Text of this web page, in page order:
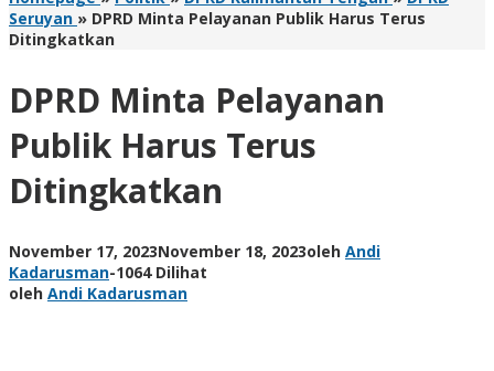
Seruyan » DPRD Minta Pelayanan Publik Harus Terus
Ditingkatkan
DPRD Minta Pelayanan
Publik Harus Terus
Ditingkatkan
November 17, 2023November 18, 2023oleh Andi
Kadarusman-1064 Dilihat
oleh Andi Kadarusman